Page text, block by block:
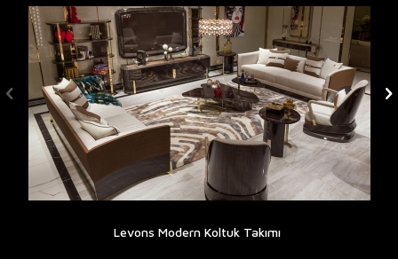
Levons Modern Koltuk Takımı